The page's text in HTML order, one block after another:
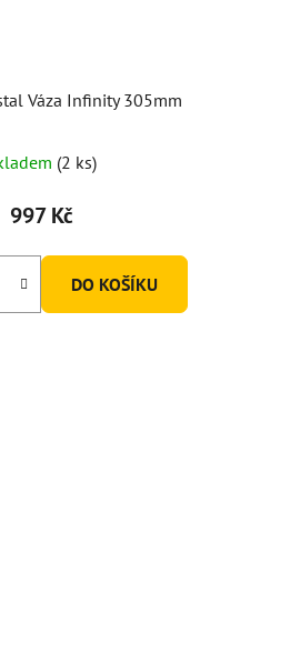
Váza Infinity 305mm
(2 ks)
997 Kč
DO KOŠÍKU